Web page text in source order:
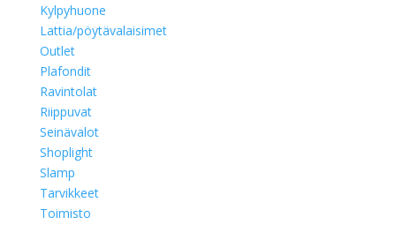
Kylpyhuone
Lattia/pöytävalaisimet
Outlet
Plafondit
Ravintolat
Riippuvat
Seinävalot
Shoplight
Slamp
Tarvikkeet
Toimisto